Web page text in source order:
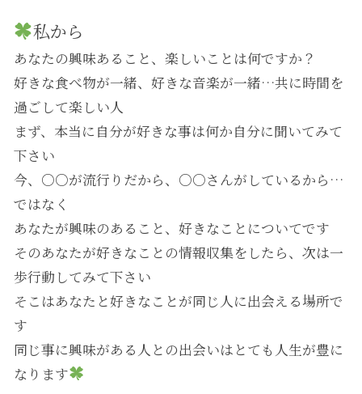
私から
あなたの興味あること、楽しいことは何ですか？
好きな食べ物が一緒、好きな音楽が一緒…共に時間を
過ごして楽しい人
まず、本当に自分が好きな事は何か自分に聞いてみて
下さい
今、○○が流行りだから、○○さんがしているから…
ではなく
あなたが興味のあること、好きなことについてです
そのあなたが好きなことの情報収集をしたら、次は一
歩行動してみて下さい
そこはあなたと好きなことが同じ人に出会える場所で
す
同じ事に興味がある人との出会いはとても人生が豊に
なります